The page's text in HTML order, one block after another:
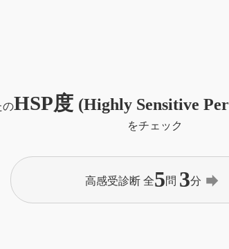
のHSP度 (Highly Sensitive
をチェック
高感受診断 全5問 3分 forward